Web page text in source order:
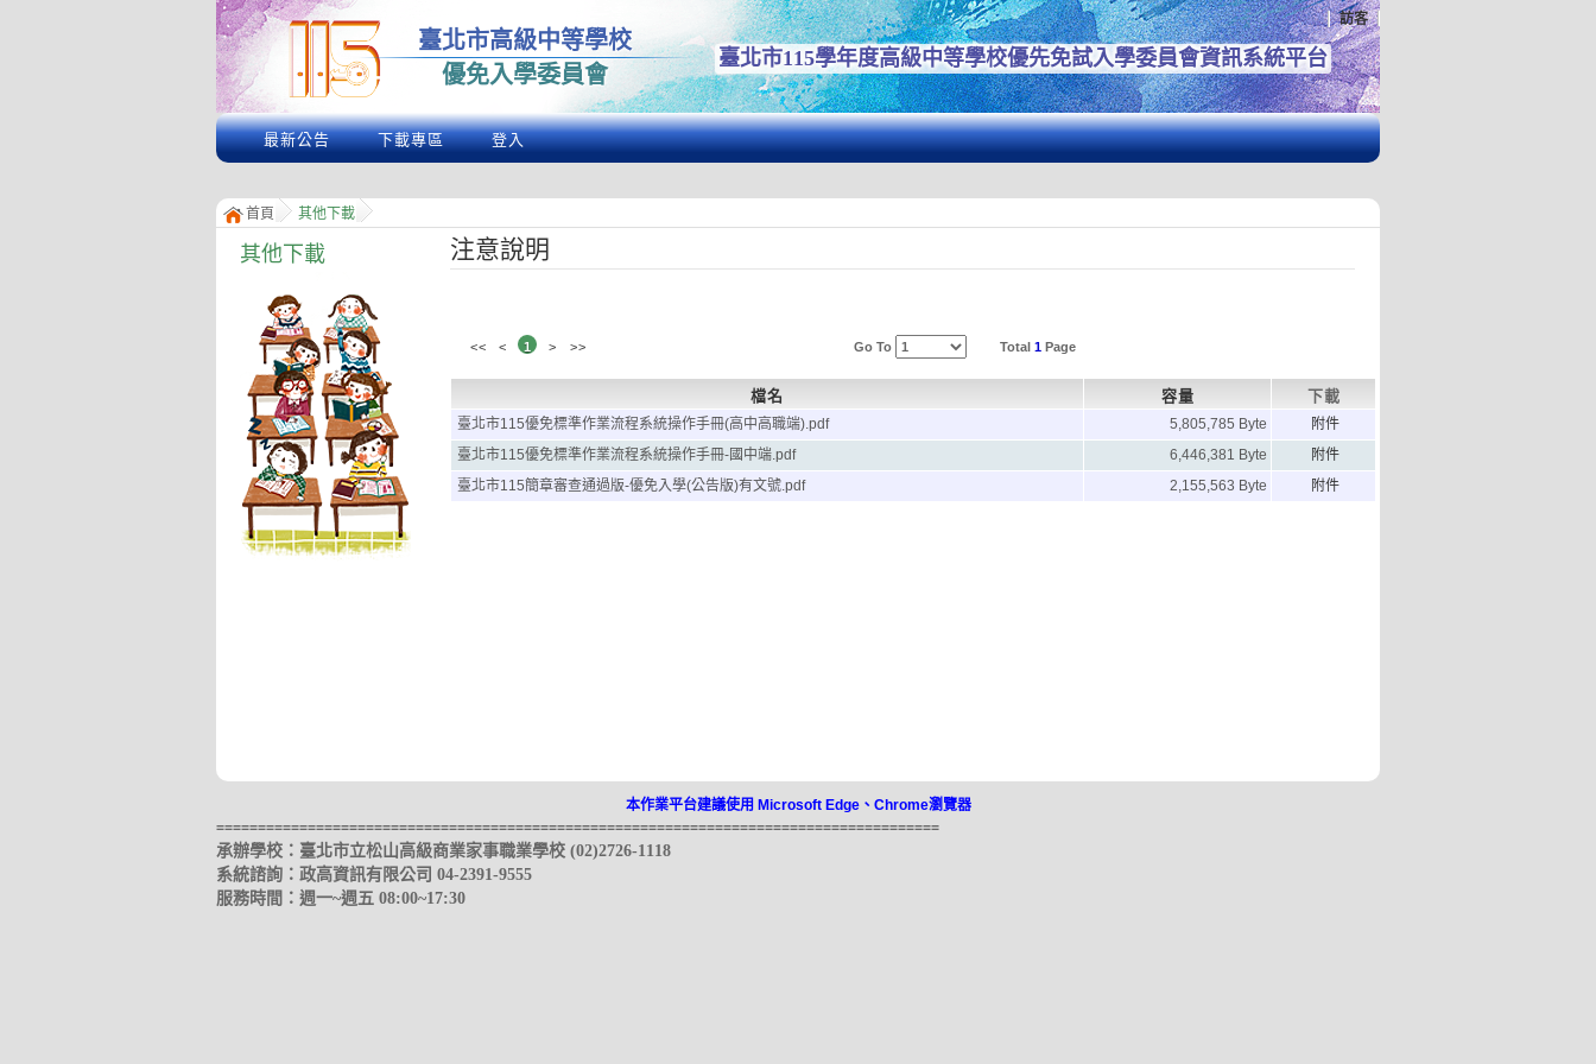
訪客
臺北市高級中等學校
優免入學委員會
臺北市115學年度高級中等學校優先免試入學委員會資訊系統平台
最新公告 下載專區 登入
首頁 其他下載
其他下載 注意說明
<< < 1 > >> Go To Total1 Page
檔名 容量 下載
臺北市115優免標準作業流程系統操作手冊(高中高職端).pdf 5,805,785 Byte
附件
臺北市115優免標準作業流程系統操作手冊-國中端.pdf
6,446,381 Byte
附件
臺北市115簡章審查通過版-優免入學(公告版)有文號.pdf
2,155,563 Byte 附件
本作業平台建議使用 Microsoft Edge、Chrome瀏覽器
=======================================================================================
承辦學校：臺北市立松山高級商業家事職業學校 (02)2726-1118
系統諮詢：政高資訊有限公司 04-2391-9555
服務時間：週一~週五 08:00~17:30